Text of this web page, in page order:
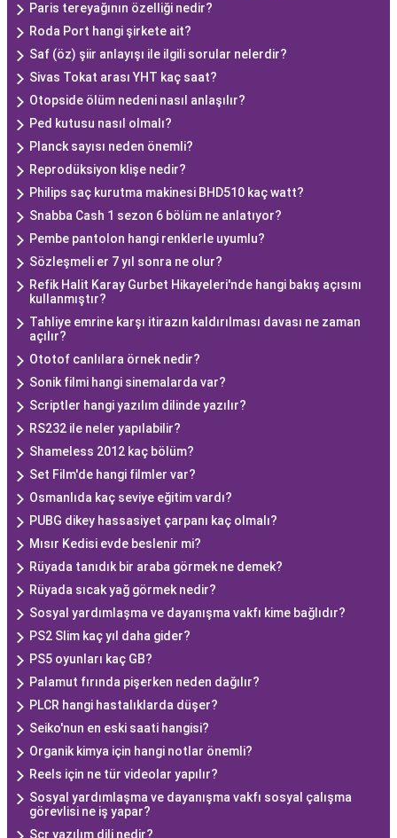
Paris tereyağının özelliği nedir?
Roda Port hangi şirkete ait?
Saf (öz) şiir anlayışı ile ilgili sorular nelerdir?
Sivas Tokat arası YHT kaç saat?
Otopside ölüm nedeni nasıl anlaşılır?
Ped kutusu nasıl olmalı?
Planck sayısı neden önemli?
Reprodüksiyon klişe nedir?
Philips saç kurutma makinesi BHD510 kaç watt?
Snabba Cash 1 sezon 6 bölüm ne anlatıyor?
Pembe pantolon hangi renklerle uyumlu?
Sözleşmeli er 7 yıl sonra ne olur?
Refik Halit Karay Gurbet Hikayeleri'nde hangi bakış açısını
kullanmıştır?
Tahliye emrine karşı itirazın kaldırılması davası ne zaman
açılır?
Ototof canlılara örnek nedir?
Sonik filmi hangi sinemalarda var?
Scriptler hangi yazılım dilinde yazılır?
RS232 ile neler yapılabilir?
Shameless 2012 kaç bölüm?
Set Film'de hangi filmler var?
Osmanlıda kaç seviye eğitim vardı?
PUBG dikey hassasiyet çarpanı kaç olmalı?
Mısır Kedisi evde beslenir mi?
Rüyada tanıdık bir araba görmek ne demek?
Rüyada sıcak yağ görmek nedir?
Sosyal yardımlaşma ve dayanışma vakfı kime bağlıdır?
PS2 Slim kaç yıl daha gider?
PS5 oyunları kaç GB?
Palamut fırında pişerken neden dağılır?
PLCR hangi hastalıklarda düşer?
Seiko'nun en eski saati hangisi?
Organik kimya için hangi notlar önemli?
Reels için ne tür videolar yapılır?
Sosyal yardımlaşma ve dayanışma vakfı sosyal çalışma
görevlisi ne iş yapar?
Scr yazılım dili nedir?